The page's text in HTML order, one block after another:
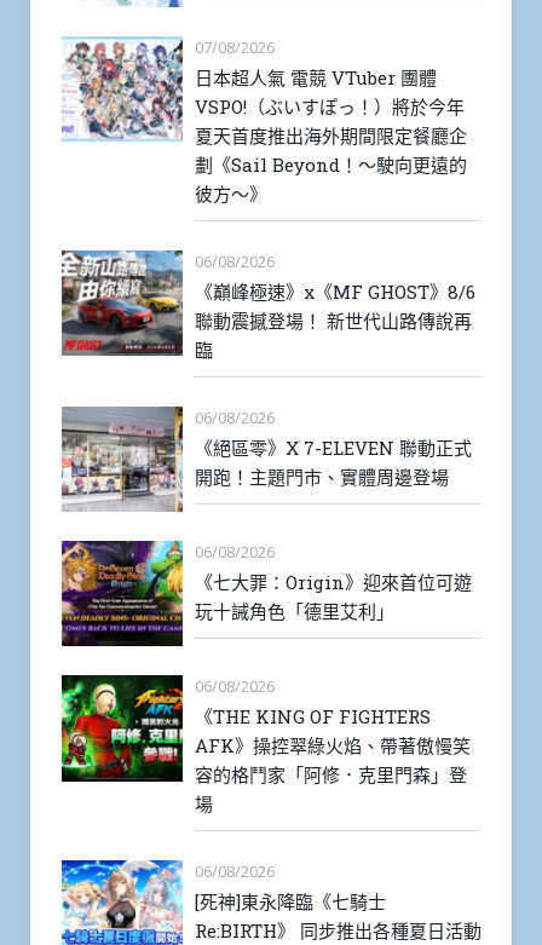
07/08/2026
日本超人氣 電競 VTuber 團體
VSPO!（ぶいすぽっ！）將於今年
夏天首度推出海外期間限定餐廳企
劃《Sail Beyond！～駛向更遠的
彼方～》
06/08/2026
《巔峰極速》x《MF GHOST》8/6
聯動震撼登場！ 新世代山路傳說再
臨
06/08/2026
《絕區零》X 7-ELEVEN 聯動正式
開跑！主題門市、實體周邊登場
06/08/2026
《七大罪：Origin》迎來首位可遊
玩十誡角色「德里艾利」
06/08/2026
《THE KING OF FIGHTERS
AFK》操控翠綠火焰、帶著傲慢笑
容的格鬥家「阿修．克里門森」登
場
06/08/2026
[死神]東永降臨《七騎士
Re:BIRTH》 同步推出各種夏日活動